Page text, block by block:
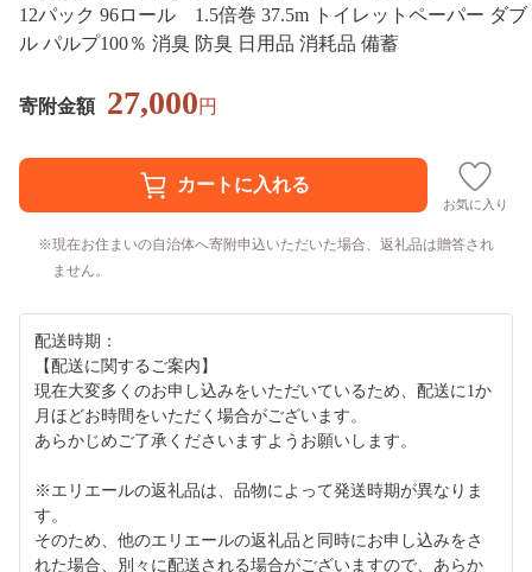
12パック 96ロール 1.5倍巻 37.5m トイレットペーパー ダブ
ル パルプ100％ 消臭 防臭 日用品 消耗品 備蓄
寄附金額 27,000円
お気に入り
現在お住まいの自治体へ寄附申込いただいた場合、返礼品は贈答され
ません。
配送時期：
【配送に関するご案内】
現在大変多くのお申し込みをいただいているため、配送に1か
月ほどお時間をいただく場合がございます。
あらかじめご了承くださいますようお願いします。
※エリエールの返礼品は、品物によって発送時期が異なりま
す。
そのため、他のエリエールの返礼品と同時にお申し込みをさ
れた場合、別々に配送される場合がございますので、あらか